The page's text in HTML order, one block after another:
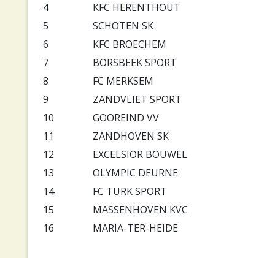
4
KFC HERENTHOUT
5
SCHOTEN SK
6
KFC BROECHEM
7
BORSBEEK SPORT
8
FC MERKSEM
9
ZANDVLIET SPORT
10
GOOREIND VV
11
ZANDHOVEN SK
12
EXCELSIOR BOUWEL
13
OLYMPIC DEURNE
14
FC TURK SPORT
15
MASSENHOVEN KVC
16
MARIA-TER-HEIDE